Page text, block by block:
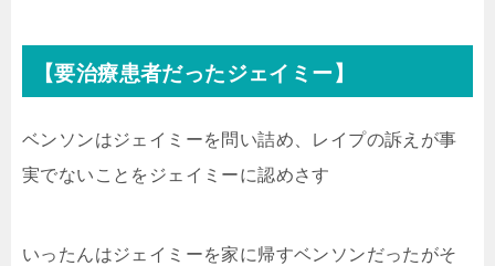
【要治療患者だったジェイミー】
ベンソンはジェイミーを問い詰め、レイプの訴えが事
実でないことをジェイミーに認めさす
いったんはジェイミーを家に帰すベンソンだったがそ